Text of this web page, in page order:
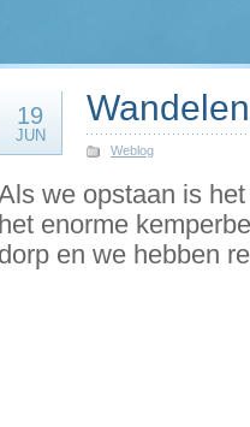
19
JUN
Weblog
we opstaan is
het enorme
dorp en we hebben